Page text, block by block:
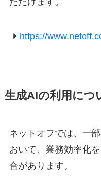
https://
生成AIの利用につ
ネットオフでは、一
おいて、業務効率化
合があります。